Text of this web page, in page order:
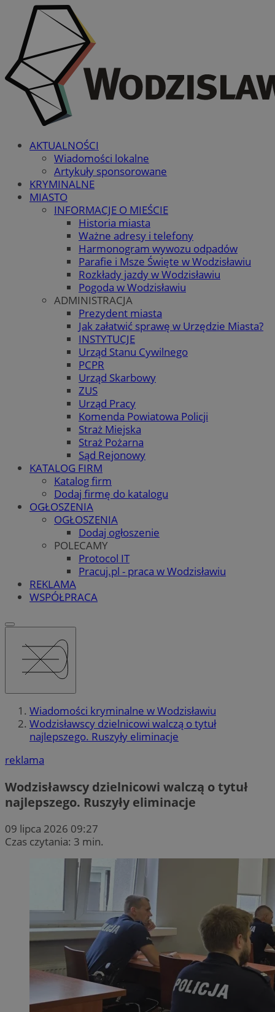
AKTUALNOŚCI
Wiadomości lokalne
Artykuły sponsorowane
KRYMINALNE
MIASTO
INFORMACJE O MIEŚCIE
Historia miasta
Ważne adresy i telefony
Harmonogram wywozu odpadów
Parafie i Msze Święte w Wodzisławiu
Rozkłady jazdy w Wodzisławiu
Pogoda w Wodzisławiu
ADMINISTRACJA
Prezydent miasta
Jak załatwić sprawę w Urzędzie Miasta?
INSTYTUCJE
Urząd Stanu Cywilnego
PCPR
Urząd Skarbowy
ZUS
Urząd Pracy
Komenda Powiatowa Policji
Straż Miejska
Straż Pożarna
Sąd Rejonowy
KATALOG FIRM
Katalog firm
Dodaj firmę do katalogu
OGŁOSZENIA
OGŁOSZENIA
Dodaj ogłoszenie
POLECAMY
Protocol IT
Pracuj.pl - praca w Wodzisławiu
REKLAMA
WSPÓŁPRACA
Wiadomości kryminalne w Wodzisławiu
Wodzisławscy dzielnicowi walczą o tytuł
najlepszego. Ruszyły eliminacje
reklama
Wodzisławscy dzielnicowi walczą o tytuł
najlepszego. Ruszyły eliminacje
09 lipca 2026 09:27
Czas czytania: 3 min.